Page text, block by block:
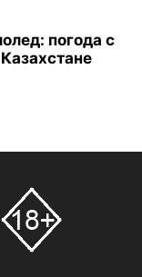
погода с